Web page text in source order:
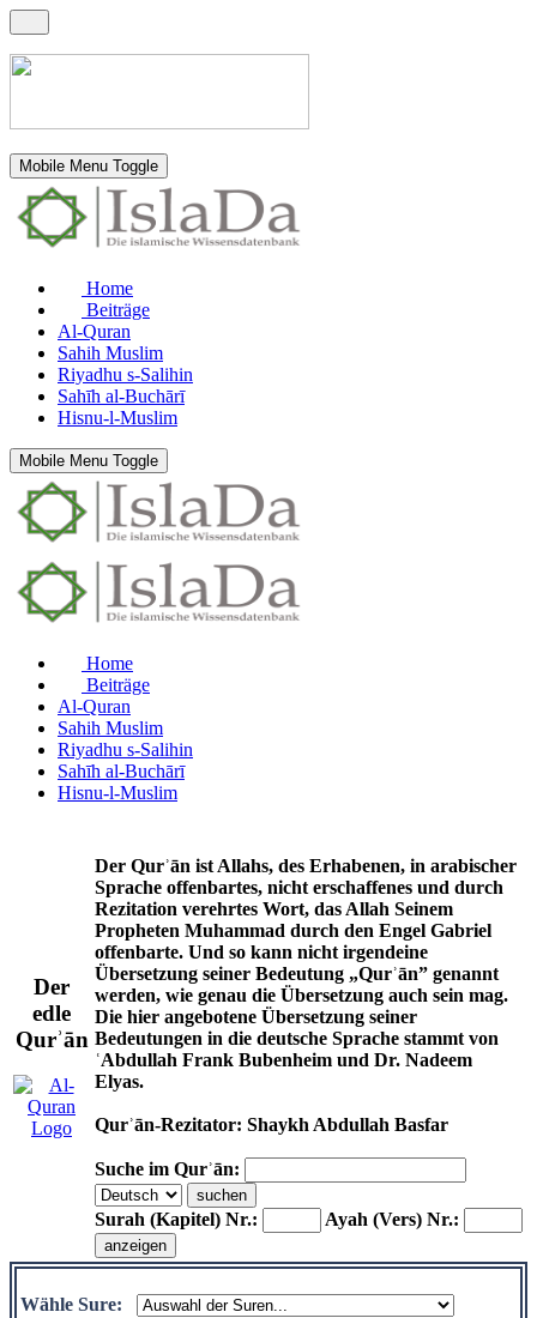
Mobile Menu Toggle
Home
Beiträge
Al-Quran
Sahih Muslim
Riyadhu s-Salihin
Sahīh al-Buchārī
Hisnu-l-Muslim
Mobile Menu Toggle
Home
Beiträge
Al-Quran
Sahih Muslim
Riyadhu s-Salihin
Sahīh al-Buchārī
Hisnu-l-Muslim
Der
edle
Qurʾān
Der Qurʾān ist Allahs, des Erhabenen, in arabischer
Sprache offenbartes, nicht erschaffenes und durch
Rezitation verehrtes Wort, das Allah Seinem
Propheten Muhammad durch den Engel Gabriel
offenbarte. Und so kann nicht irgendeine
Übersetzung seiner Bedeutung „Qurʾān” genannt
werden, wie genau die Übersetzung auch sein mag.
Die hier angebotene Übersetzung seiner
Bedeutungen in die deutsche Sprache stammt von
ʿAbdullah Frank Bubenheim und Dr. Nadeem
Elyas.
Qurʾān-Rezitator: Shaykh Abdullah Basfar
Suche im Qurʾān:
Surah (Kapitel) Nr.: Ayah (Vers) Nr.:
Wähle Sure: